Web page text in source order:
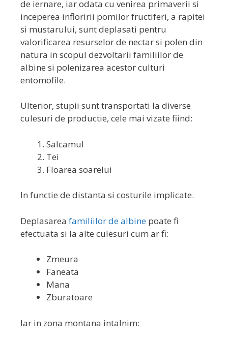
de iernare, iar odata cu venirea primaverii si
inceperea infloririi pomilor fructiferi, a rapitei
si mustarului, sunt deplasati pentru
valorificarea resurselor de nectar si polen din
natura in scopul dezvoltarii familiilor de
albine si polenizarea acestor culturi
entomofile.
Ulterior, stupii sunt transportati la diverse
culesuri de productie, cele mai vizate fiind:
Salcamul
Tei
Floarea soarelui
In functie de distanta si costurile implicate.
Deplasarea familiilor de albine poate fi
efectuata si la alte culesuri cum ar fi:
Zmeura
Faneata
Mana
Zburatoare
Iar in zona montana intalnim: